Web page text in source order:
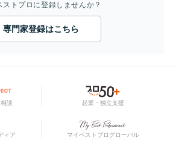
ストプロに登録しませんか？
専門家登録はこちら
談 起業・独立支援
ィア マイベストプログローバル